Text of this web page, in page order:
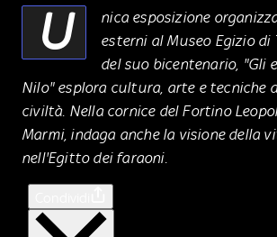
U
nica esposizione
esterni al Museo Egizio di
del suo bicentenario, "Gli
Nilo" esplora cultura, arte e tecniche
civiltà. Nella cornice del Fortino
Marmi, indaga anche la visione della
nell'Egitto dei faraoni.